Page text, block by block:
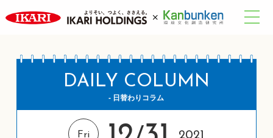
DAILY COLUMN
- 日替わりコラム
Fri 2021